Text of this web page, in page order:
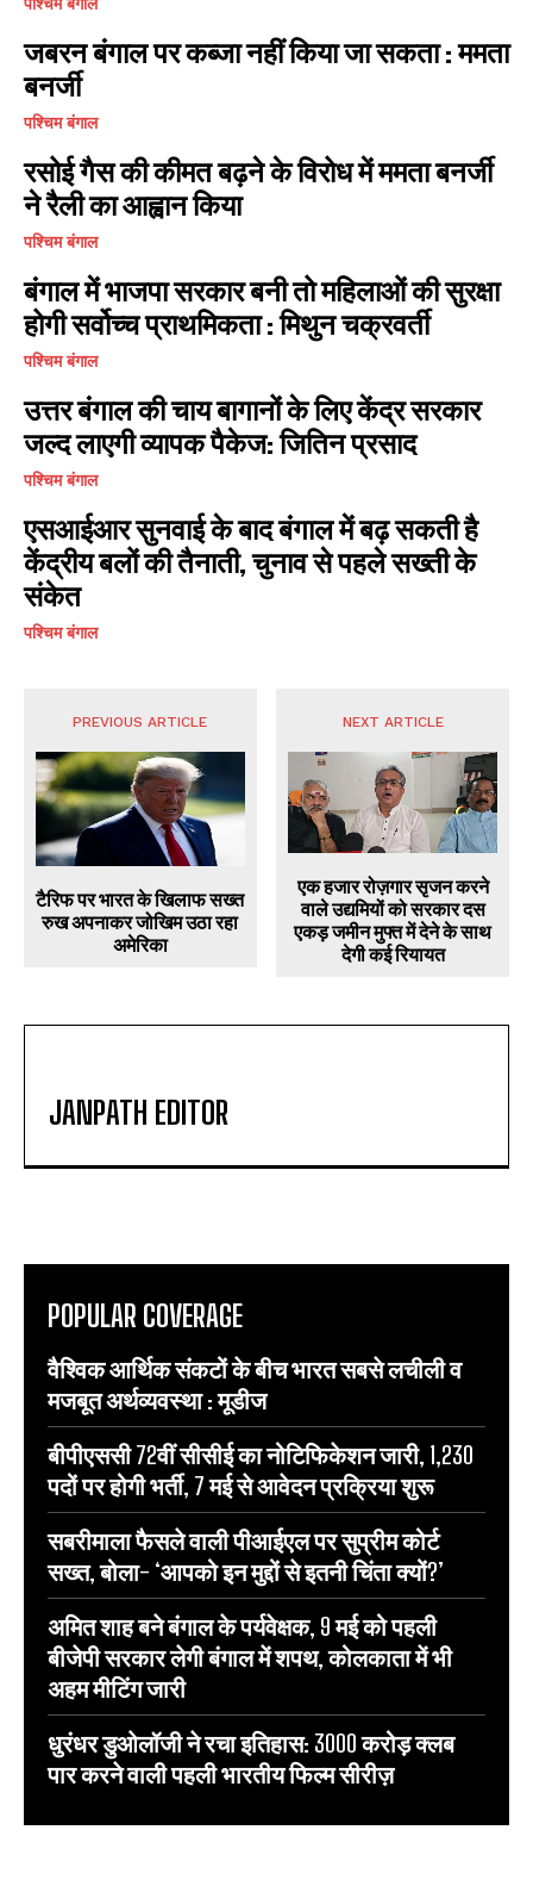
पश्चिम बंगाल
जबरन बंगाल पर कब्जा नहीं किया जा सकता : ममता
बनर्जी
पश्चिम बंगाल
रसोई गैस की कीमत बढ़ने के विरोध में ममता बनर्जी
ने रैली का आह्वान किया
पश्चिम बंगाल
बंगाल में भाजपा सरकार बनी तो महिलाओं की सुरक्षा
होगी सर्वोच्च प्राथमिकता : मिथुन चक्रवर्ती
पश्चिम बंगाल
उत्तर बंगाल की चाय बागानों के लिए केंद्र सरकार
जल्द लाएगी व्यापक पैकेज: जितिन प्रसाद
पश्चिम बंगाल
एसआईआर सुनवाई के बाद बंगाल में बढ़ सकती है
केंद्रीय बलों की तैनाती, चुनाव से पहले सख्ती के
संकेत
पश्चिम बंगाल
PREVIOUS ARTICLE
टैरिफ पर भारत के खिलाफ सख्त
रुख अपनाकर जोखिम उठा रहा
अमेरिका
NEXT ARTICLE
एक हजार रोज़गार सृजन करने
वाले उद्यमियों को सरकार दस
एकड़ जमीन मुफ्त में देने के साथ
देगी कई रियायत
JANPATH EDITOR
POPULAR COVERAGE
वैश्विक आर्थिक संकटों के बीच भारत सबसे लचीली व
मजबूत अर्थव्यवस्था : मूडीज
बीपीएससी 72वीं सीसीई का नोटिफिकेशन जारी, 1,230
पदों पर होगी भर्ती, 7 मई से आवेदन प्रक्रिया शुरू
सबरीमाला फैसले वाली पीआईएल पर सुप्रीम कोर्ट
सख्त, बोला- ‘आपको इन मुद्दों से इतनी चिंता क्यों?’
अमित शाह बने बंगाल के पर्यवेक्षक, 9 मई को पहली
बीजेपी सरकार लेगी बंगाल में शपथ, कोलकाता में भी
अहम मीटिंग जारी
धुरंधर डुओलॉजी ने रचा इतिहास: 3000 करोड़ क्लब
पार करने वाली पहली भारतीय फिल्म सीरीज़